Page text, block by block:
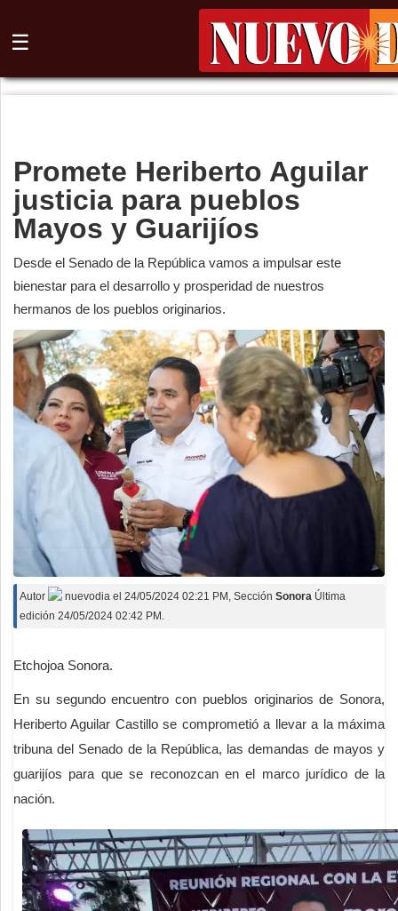
☰
⌕
Nogales
Columna
México
Arizona
Internacional
Deportes
Espectáculos
Contacto
Edición Impresa
Promete Heriberto Aguilar
justicia para pueblos
Mayos y Guarijíos
Desde el Senado de la República vamos a impulsar este
bienestar para el desarrollo y prosperidad de nuestros
hermanos de los pueblos originarios.
Autor nuevodia el 24/05/2024 02:21 PM , Sección Sonora Última
edición 24/05/2024 02:42 PM.
Etchojoa Sonora.
En su segundo encuentro con pueblos originarios de Sonora,
Heriberto Aguilar Castillo se comprometió a llevar a la máxima
tribuna del Senado de la República, las demandas de mayos y
guarijíos para que se reconozcan en el marco jurídico de la
nación.